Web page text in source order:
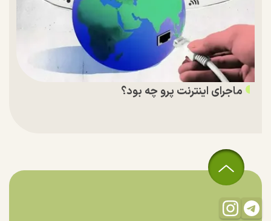
ماجرای اینترنت پرو چه بود؟